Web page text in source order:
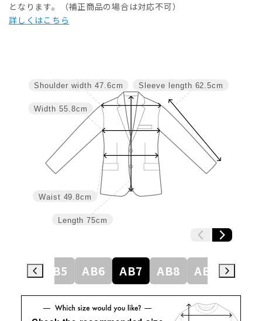
となります。（補正商品の場合は対応不可）
詳しくはこちら
Sleeve length 62.5cm
Length 75cm
Waist 49.8cm
Width 55.8cm
Shoulder width 47.6cm
AB5 AB6 AB7 AB8 AB9